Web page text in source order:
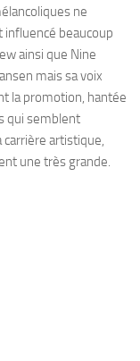
ne
influencé beaucoup
ainsi que Nine
mais sa voix
la promotion, hantée
qui semblent
artistique,
une très grande.